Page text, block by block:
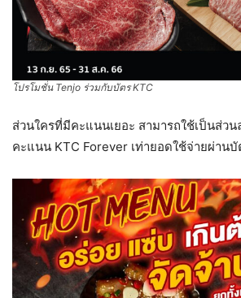
โปรโมชั่น Tenjo ร่วมกับบัตร KTC
ส่วนใครที่มีคะแนนเยอะ สามารถใช้เป็นส่วน
คะแนน KTC Forever เท่ายอดใช้จ่ายผ่าน